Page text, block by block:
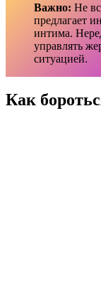
Важно: Не
предлагает
интима.
управлять
ситуацией.
Как